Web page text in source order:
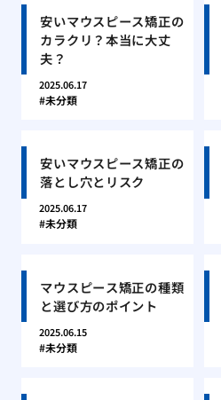
安いマウスピース矯正の
カラクリ？本当に大丈
夫？
2025.06.17
未分類
安いマウスピース矯正の
落とし穴とリスク
2025.06.17
未分類
マウスピース矯正の種類
と選び方のポイント
2025.06.15
未分類